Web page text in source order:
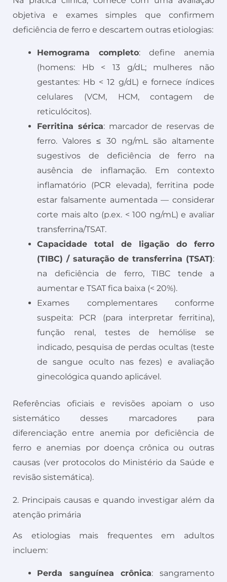
objetiva e exames simples que confirmem
deficiência de ferro e descartem outras etiologias:
Hemograma completo: define anemia
(homens: Hb < 13 g/dL; mulheres não
gestantes: Hb < 12 g/dL) e fornece índices
celulares (VCM, HCM, contagem de
reticulócitos).
Ferritina sérica: marcador de reservas de
ferro. Valores ≤ 30 ng/mL são altamente
sugestivos de deficiência de ferro na
ausência de inflamação. Em contexto
inflamatório (PCR elevada), ferritina pode
estar falsamente aumentada — considerar
corte mais alto (p.ex. < 100 ng/mL) e avaliar
transferrina/TSAT.
Capacidade total de ligação do ferro
(TIBC) / saturação de transferrina (TSAT):
na deficiência de ferro, TIBC tende a
aumentar e TSAT fica baixa (< 20%).
Exames complementares conforme
suspeita: PCR (para interpretar ferritina),
função renal, testes de hemólise se
indicado, pesquisa de perdas ocultas (teste
de sangue oculto nas fezes) e avaliação
ginecológica quando aplicável.
Referências oficiais e revisões apoiam o uso
sistemático desses marcadores para
diferenciação entre anemia por deficiência de
ferro e anemias por doença crônica ou outras
causas (ver protocolos do Ministério da Saúde e
revisão sistemática).
2. Principais causas e quando investigar além da
atenção primária
As etiologias mais frequentes em adultos
incluem:
Perda sanguínea crônica: sangramento